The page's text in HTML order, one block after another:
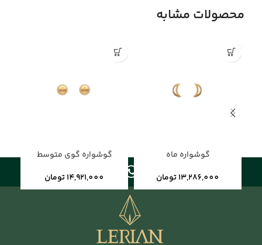
محصولات مشابه
گوشواره ماه
13,286,000تومان
گوشواره گوی متوسط
14,921,000تومان